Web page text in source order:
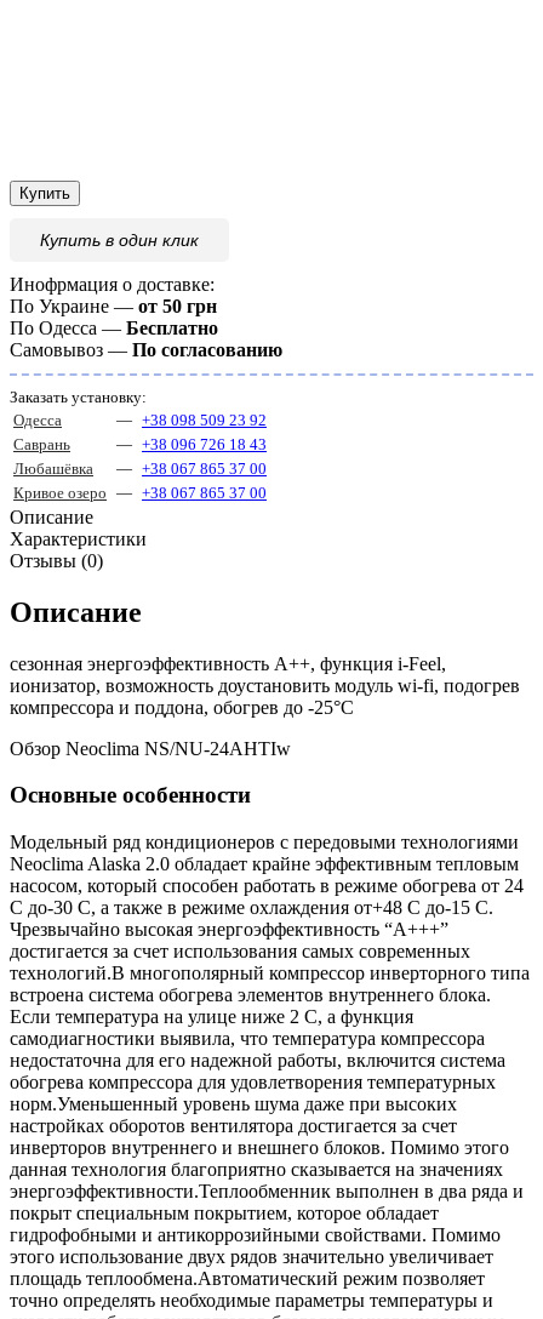
Купить
Купить в один клик
Инофрмация о доставке:
По Украине — от 50 грн
По Одесса — Бесплатно
Самовывоз — По согласованию
Заказать установку:
Одесса
— +38 098 509 23 92
Саврань
— +38 096 726 18 43
Любашёвка
— +38 067 865 37 00
Кривое озеро — +38 067 865 37 00
Описание
Характеристики
Отзывы (0)
Описание
сезонная энергоэффективность А++, функция i-Feel,
ионизатор, возможность доустановить модуль wi-fi, подогрев
компрессора и поддона, обогрев до -25°С
Обзор Neoclima NS/NU-24AHTIw
Основные особенности
Модельный ряд кондиционеров с передовыми технологиями
Neoclima Alaska 2.0 обладает крайне эффективным тепловым
насосом, который способен работать в режиме обогрева от 24
С до-30 С, а также в режиме охлаждения от+48 С до-15 С.
Чрезвычайно высокая энергоэффективность “А+++”
достигается за счет использования самых современных
технологий.В многополярный компрессор инверторного типа
встроена система обогрева элементов внутреннего блока.
Если температура на улице ниже 2 С, а функция
самодиагностики выявила, что температура компрессора
недостаточна для его надежной работы, включится система
обогрева компрессора для удовлетворения температурных
норм.Уменьшенный уровень шума даже при высоких
настройках оборотов вентилятора достигается за счет
инверторов внутреннего и внешнего блоков. Помимо этого
данная технология благоприятно сказывается на значениях
энергоэффективности.Теплообменник выполнен в два ряда и
покрыт специальным покрытием, которое обладает
гидрофобными и антикоррозийными свойствами. Помимо
этого использование двух рядов значительно увеличивает
площадь теплообмена.Автоматический режим позволяет
точно определять необходимые параметры температуры и